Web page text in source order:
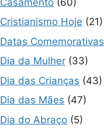
Cristianismo Hoje (21)
Datas Comemorativas
Dia da Mulher (33)
Dia das Crianças (43)
Dia das Mães (47)
Dia do Abraço (5)